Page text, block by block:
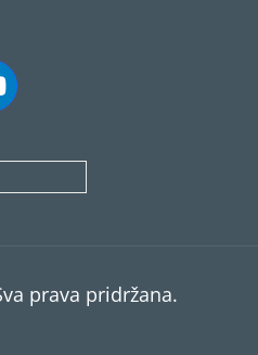
prava pridržana.